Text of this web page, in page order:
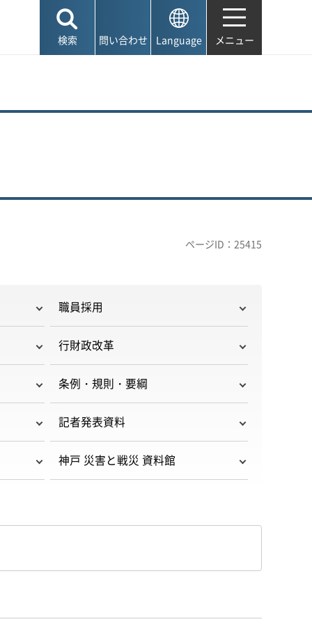
検索 問い合わせ Language メニュー
ページID：25415
職員採用
行財政改革
条例・規則・要綱
記者発表資料
神戸 災害と戦災 資料館